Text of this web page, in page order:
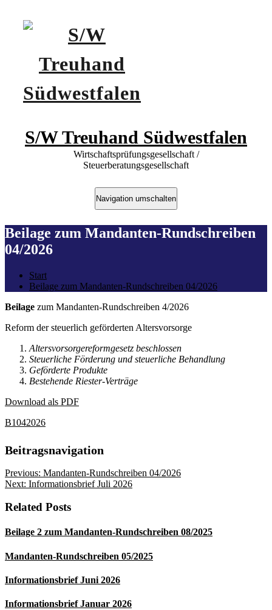
S/W Treuhand Südwestfalen
Wirtschaftsprüfungsgesellschaft /
Steuerberatungsgesellschaft
Navigation umschalten
Beilage zum Mandanten-Rundschreiben
04/2026
Start
Beilage zum Mandanten-Rundschreiben 04/2026
Beilage zum Mandanten-Rundschreiben 4/2026
Reform der steuerlich geförderten Altersvorsorge
Altersvorsorgereformgesetz beschlossen
Steuerliche Förderung und steuerliche Behandlung
Geförderte Produkte
Bestehende Riester-Verträge
Download als PDF
B1042026
Beitragsnavigation
Previous: Mandanten-Rundschreiben 04/2026
Next: Informationsbrief Juli 2026
Related Posts
Beilage 2 zum Mandanten-Rundschreiben 08/2025
Mandanten-Rundschreiben 05/2025
Informationsbrief Juni 2026
Informationsbrief Januar 2026